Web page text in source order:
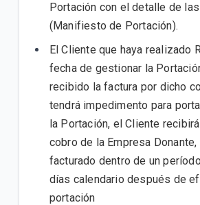
Portación con el detalle de
(Manifiesto de Portación).
El Cliente que haya realizado
fecha de gestionar la
recibido la factura por dicho
tendrá impedimento para
la Portación, el Cliente
cobro de la Empresa
facturado dentro de un
días calendario después de
portación